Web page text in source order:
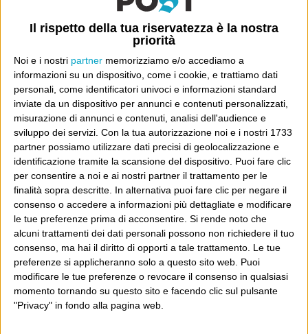
Il rispetto della tua riservatezza è la nostra
priorità
Noi e i nostri partner memorizziamo e/o accediamo a
informazioni su un dispositivo, come i cookie, e trattiamo dati
personali, come identificatori univoci e informazioni standard
inviate da un dispositivo per annunci e contenuti personalizzati,
misurazione di annunci e contenuti, analisi dell'audience e
sviluppo dei servizi. Con la tua autorizzazione noi e i nostri 1733
partner possiamo utilizzare dati precisi di geolocalizzazione e
identificazione tramite la scansione del dispositivo. Puoi fare clic
per consentire a noi e ai nostri partner il trattamento per le
finalità sopra descritte. In alternativa puoi fare clic per negare il
consenso o accedere a informazioni più dettagliate e modificare
le tue preferenze prima di acconsentire. Si rende noto che
alcuni trattamenti dei dati personali possono non richiedere il tuo
consenso, ma hai il diritto di opporti a tale trattamento. Le tue
preferenze si applicheranno solo a questo sito web. Puoi
modificare le tue preferenze o revocare il consenso in qualsiasi
momento tornando su questo sito e facendo clic sul pulsante
"Privacy" in fondo alla pagina web.
POST PRECEDENTE
Altro giro, altra corsa
POST SUCCESSIVO
Un solo nome: Rudi Krol
E per i regali di Natale